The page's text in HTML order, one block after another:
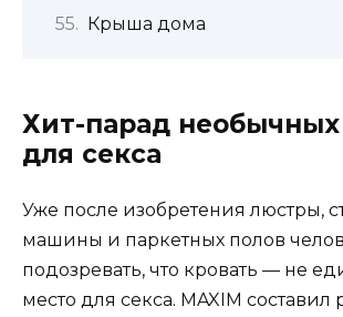
Крыша дома
Хит-парад
для секса
Уже после изобретения люстры,
машины и паркетных полов
подозревать, что кровать — не
место для секса. MAXIM составил